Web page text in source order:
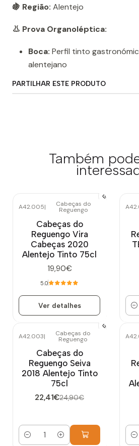
🍇 Região: Alentejo
👃 Prova Organoléptica:
Boca: Perfil tinto
alentejano
PARTILHAR ESTE PRODUTO
Também
Esgotado
A42.005| Cabeças do
Reguengo
Cabeças do
Reguengo Vira
Cabeças 2020
Alentejo Tinto 75cl
19,90€
5.0
Ver detalhes
-
-10%DESCONTO
A42.003| Cabeças do
Reguengo
Cabeças do
Reguengo Seiva
2018 Alentejo Tinto
75cl
22,41€24,90€
Quantidade
-